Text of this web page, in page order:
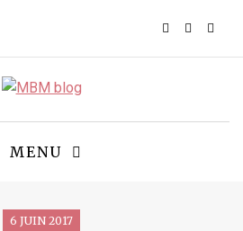
MENU
6 JUIN 2017